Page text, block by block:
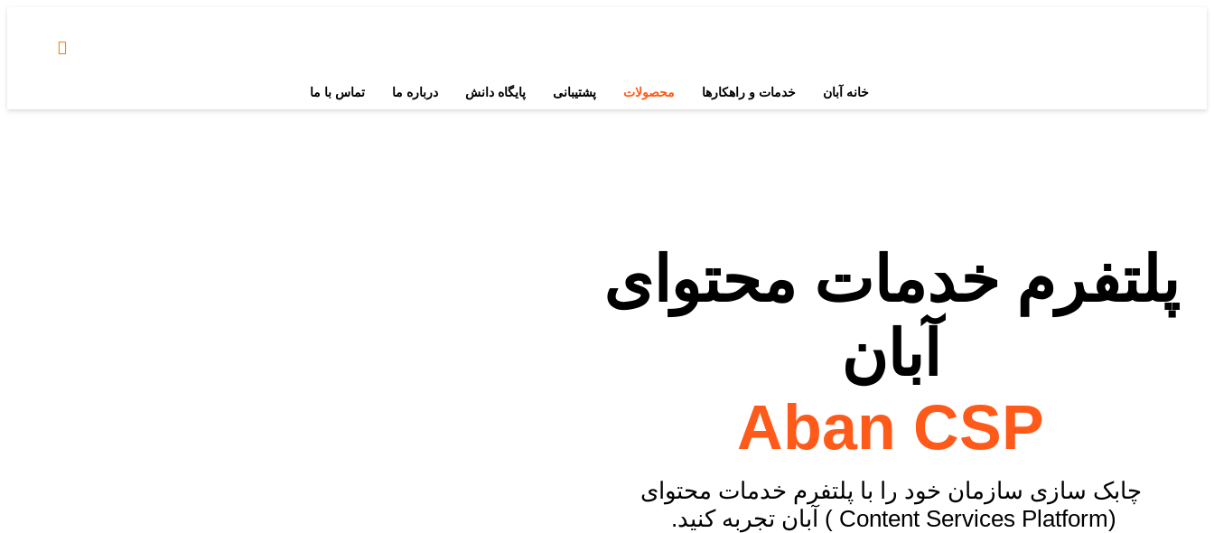
خانه آبان خدمات و راهکارها محصولات پشتیبانی پایگاه دانش درباره ما تماس با ما
پلتفرم خدمات محتوای
آبان
Aban CSP
چابک سازی سازمان خود را با پلتفرم خدمات محتوای
(Content Services Platform ) آبان تجربه کنید. ​